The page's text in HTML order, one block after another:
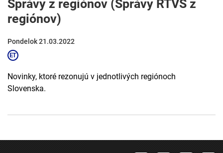
Správy z regiónov (Správy RTVS z
regiónov)
Pondelok 21.03.2022
Novinky, ktoré rezonujú v jednotlivých regiónoch
Slovenska.